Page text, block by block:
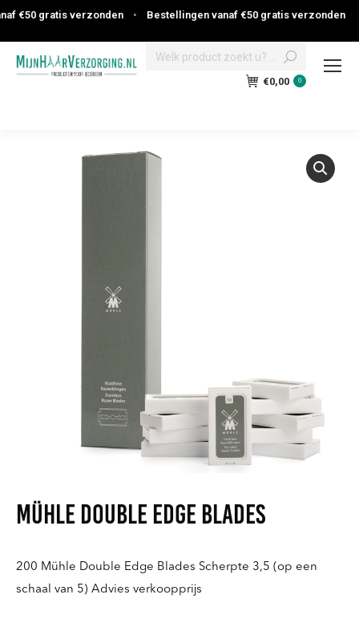
€50 gratis verzonden • Bestellingen vanaf €50 gratis verzonden
Search:
€0,00 0
Mühle double edge blades
200 Mühle Double Edge Blades Scherpte 3,5 (op een
schaal van 5) Advies verkoopprijs